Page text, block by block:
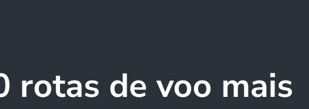
rotas de voo mais